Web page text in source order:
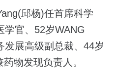
邱杨)任首席科学
学官、52岁WANG
发展高级副总裁、44岁
物发现负责人。